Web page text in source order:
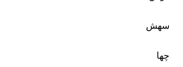
سهش
چها